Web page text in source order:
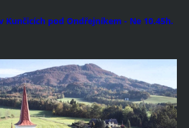
Kunčicích pod Ondřejníkem - Ne 10.45h.